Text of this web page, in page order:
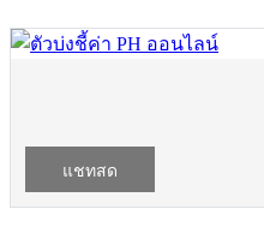
แชทสด